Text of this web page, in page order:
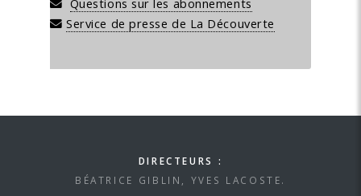
Service de presse de La Découverte
DIRECTEURS :
BÉATRICE GIBLIN, YVES LACOSTE.